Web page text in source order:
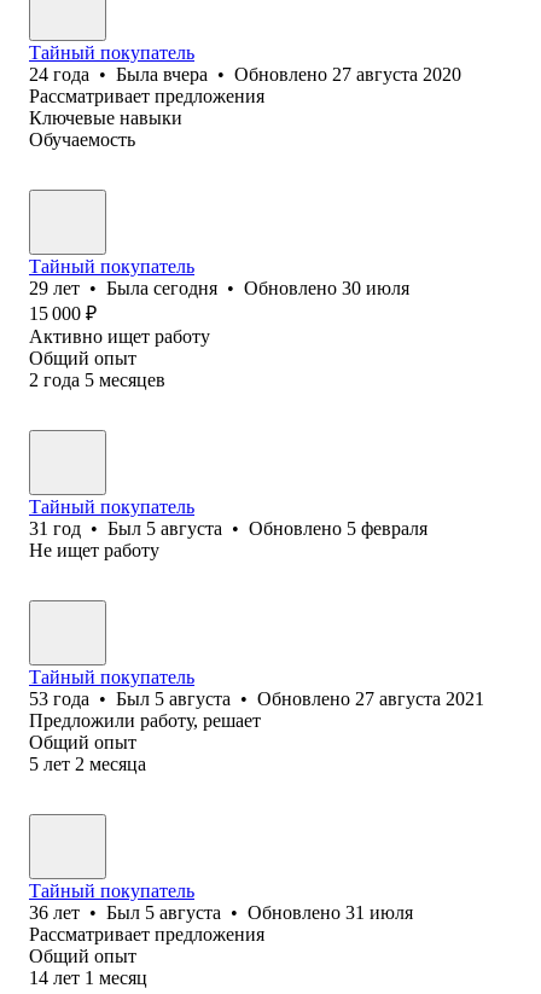
Тайный покупатель
24 года • Была вчера • Обновлено 27 августа 2020
Рассматривает предложения
Ключевые навыки
Обучаемость
Тайный покупатель
29 лет • Была сегодня • Обновлено 30 июля
15 000 ₽
Активно ищет работу
Общий опыт
2 года 5 месяцев
Тайный покупатель
31 год • Был 5 августа • Обновлено 5 февраля
Не ищет работу
Тайный покупатель
53 года • Был 5 августа • Обновлено 27 августа 2021
Предложили работу, решает
Общий опыт
5 лет 2 месяца
Тайный покупатель
36 лет • Был 5 августа • Обновлено 31 июля
Рассматривает предложения
Общий опыт
14 лет 1 месяц